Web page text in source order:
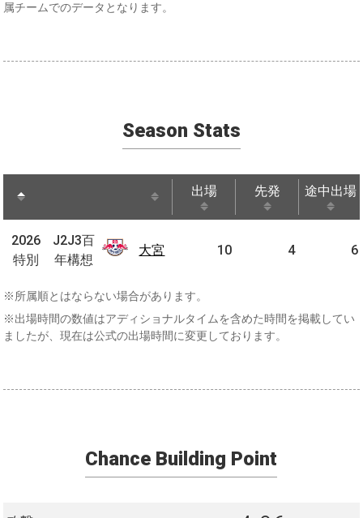
属チームでのデータとなります。
Season Stats
出場 先発 途中出場
2026
特別
百年
構想
大宮 10 4 6
2026
特別
J2J3百
年構想
大宮
※所属順とはならない場合があります。
※出場時間の数値はアディショナルタイムを含めた時間を掲載してい
ましたが、現在は公式の出場時間に変更しております。
Chance Building Point